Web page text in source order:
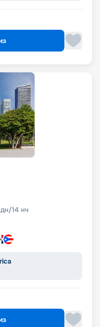
дн/14 нч